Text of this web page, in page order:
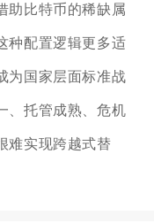
助比特币的稀缺属
种配置逻辑更多适
为国家层面标准战
、托管成熟、危机
难实现跨越式替